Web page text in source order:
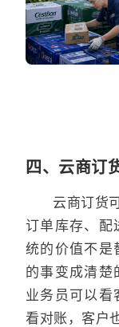
四、云商订
云商订货
订单库存、配
统的价值不是
的事变成清楚
业务员可以看
看对账，客户